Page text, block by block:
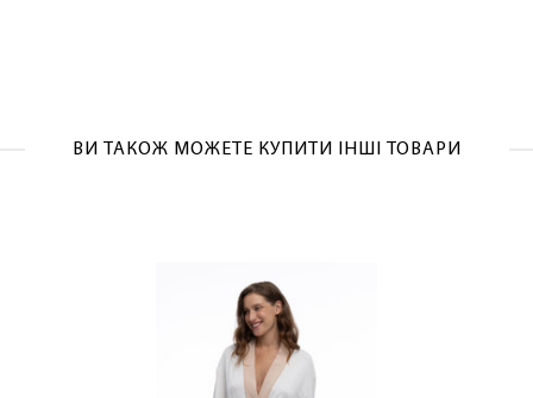
ВИ ТАКОЖ МОЖЕТЕ КУПИТИ ІНШІ ТОВАРИ